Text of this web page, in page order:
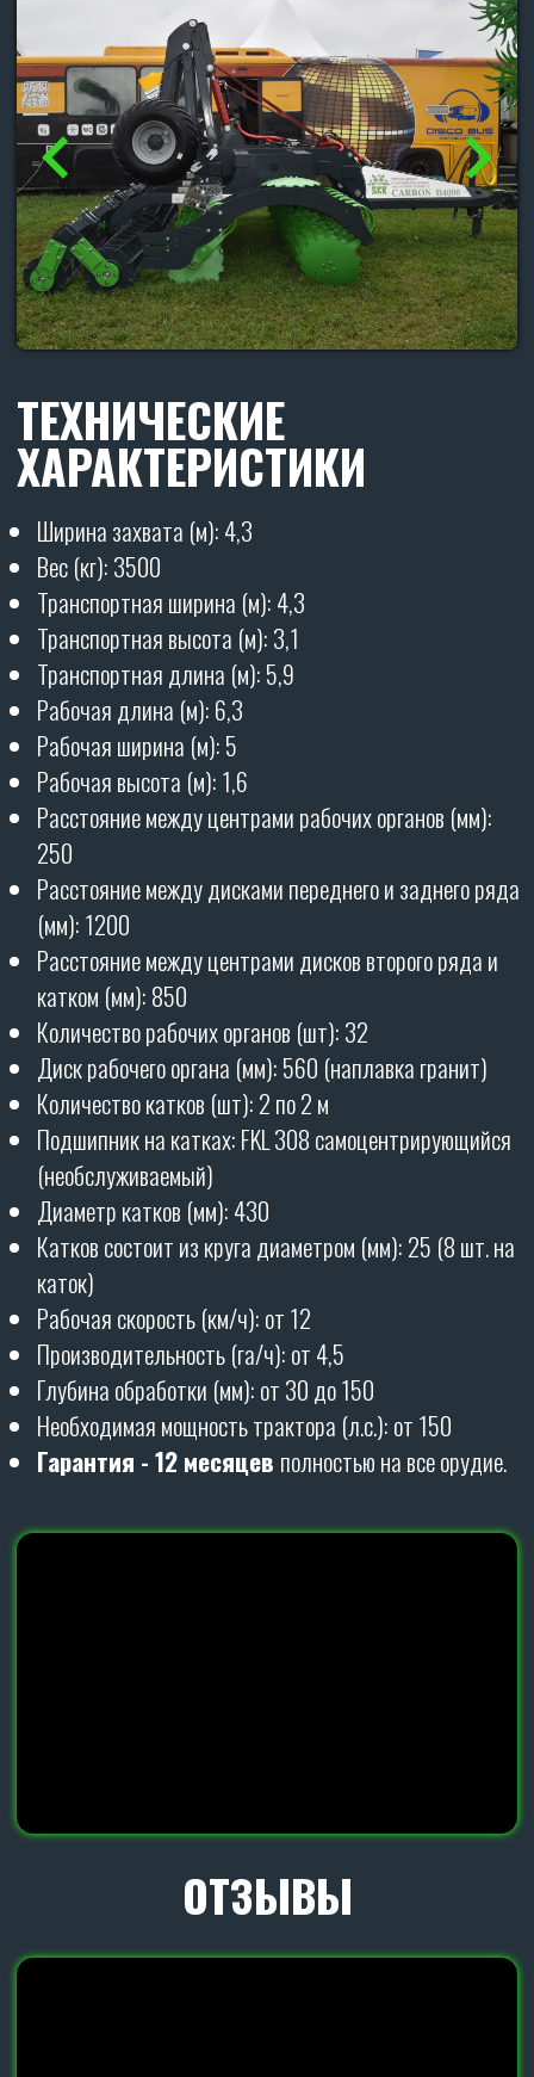
Рабочая длина (м): 6,3
Рабочая ширина (м): 5
Рабочая высота (м): 1,6
Расстояние между центрами рабочих органов (мм):
250
Расстояние между дисками переднего и заднего ряда
(мм): 1200
Расстояние между центрами дисков второго ряда и
катком (мм): 850
Количество рабочих органов (шт): 32
Диск рабочего органа (мм): 560 (наплавка гранит)
Количество катков (шт): 2 по 2 м
Подшипник на катках: FKL 308 самоцентрирующийся
Катков состоит из круга диаметром (мм): 25 (8 шт. на
каток)
Рабочая скорость (км/ч): от 12
Производительность (га/ч): от 4,5
Глубина обработки (мм): от 30 до 150
Необходимая мощность трактора (л.с.): от 150
Гарантия - 12 месяцев
ОТЗЫВЫ
БОРОНЫ ПРОИЗВОДЯТСЯ
НА90%ИЗ СОБСТВЕННЫХ
КОМПЛЕКТУЮЩИХ